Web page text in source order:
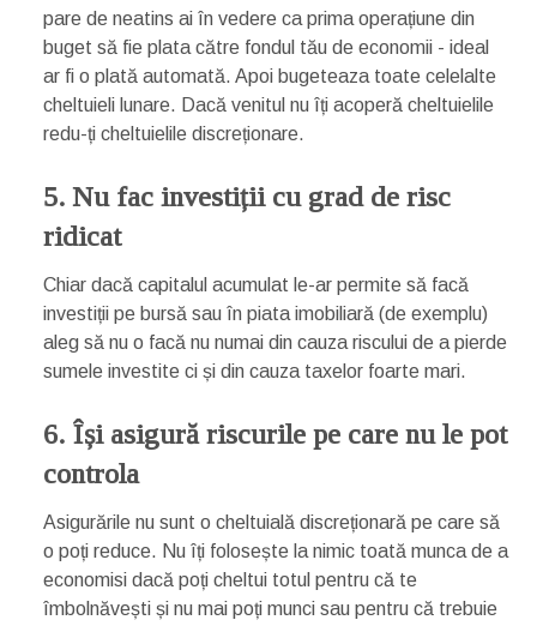
pare de neatins ai în vedere ca prima operațiune din
buget să fie plata către fondul tău de economii - ideal
ar fi o plată automată. Apoi bugeteaza toate celelalte
cheltuieli lunare. Dacă venitul nu îți acoperă cheltuielile
redu-ți cheltuielile discreționare.
5. Nu fac investiții cu grad de risc
ridicat
Chiar dacă capitalul acumulat le-ar permite să facă
investiții pe bursă sau în piata imobiliară (de exemplu)
aleg să nu o facă nu numai din cauza riscului de a pierde
sumele investite ci și din cauza taxelor foarte mari.
6. Își asigură riscurile pe care nu le pot
controla
Asigurările nu sunt o cheltuială discreționară pe care să
o poți reduce. Nu îți folosește la nimic toată munca de a
economisi dacă poți cheltui totul pentru că te
îmbolnăvești și nu mai poți munci sau pentru că trebuie